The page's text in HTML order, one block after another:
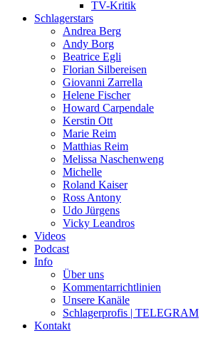
TV-Kritik
Schlagerstars
Andrea Berg
Andy Borg
Beatrice Egli
Florian Silbereisen
Giovanni Zarrella
Helene Fischer
Howard Carpendale
Kerstin Ott
Marie Reim
Matthias Reim
Melissa Naschenweng
Michelle
Roland Kaiser
Ross Antony
Udo Jürgens
Vicky Leandros
Videos
Podcast
Info
Über uns
Kommentarrichtlinien
Unsere Kanäle
Schlagerprofis | TELEGRAM
Kontakt